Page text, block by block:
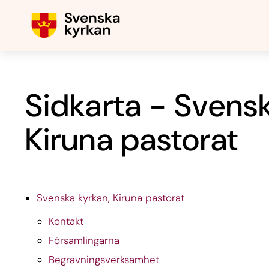
Sidkarta -
Kiruna pastorat
Svenska kyrkan, Kiruna pastorat
Kontakt
Församlingarna
Begravningsverksamhet